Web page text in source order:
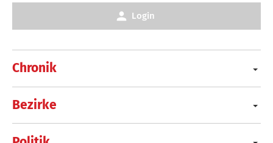
Chronik
Bezirke
Login